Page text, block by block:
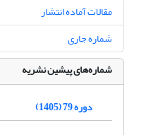
مقالات آماده انتشار
شماره جاری
شماره‌های پیشین نشریه
دوره 79 (1405)